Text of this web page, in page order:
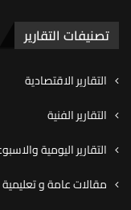
تصنيفات التقارير
التقارير الاقتصادية
التقارير الفنية
التقارير اليومية
مقالات عامة و تعليمية